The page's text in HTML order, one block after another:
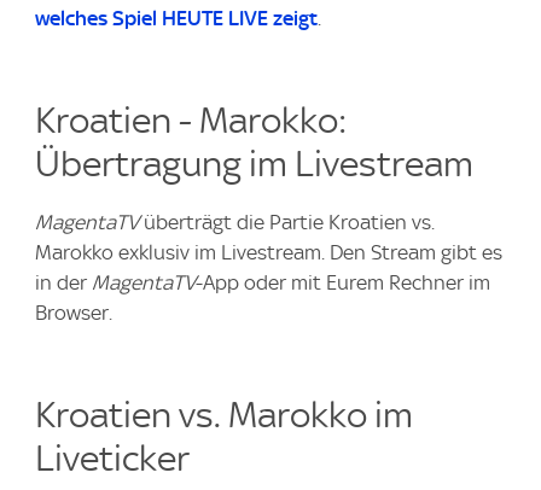
welches Spiel HEUTE LIVE zeigt.
Kroatien - Marokko:
Übertragung im Livestream
MagentaTVüberträgt die Partie Kroatien vs.
Marokko exklusiv im Livestream. Den Stream gibt es
in der MagentaTV-App oder mit Eurem Rechner im
Browser.
Kroatien vs. Marokko im
Liveticker